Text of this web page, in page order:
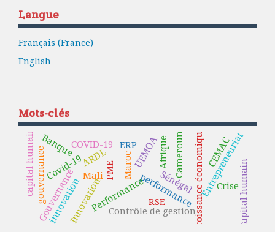
Langue
Français (France)
English
Mots-clés
Maroc
performance
PME croissance économique
Performance
Mali
Innovation
innovation
Gouvernance
gouvernance
Contrôle de gestion
Entrepreneuriat
Sénégal
ARDL UEMOA
RSE
Covid-19 Cameroun
Crise
Banque Afrique
COVID-19
capital humain Capital humain
CEMAC
ERP